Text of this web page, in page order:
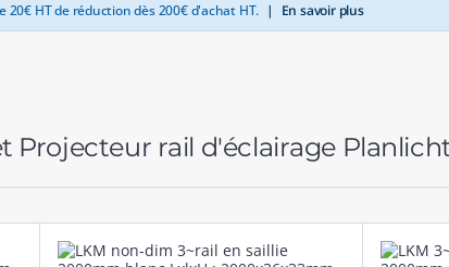
20€ HT de réduction dès 200€ d'achat HT. | En savoir plus
Projecteur rail d'éclairage